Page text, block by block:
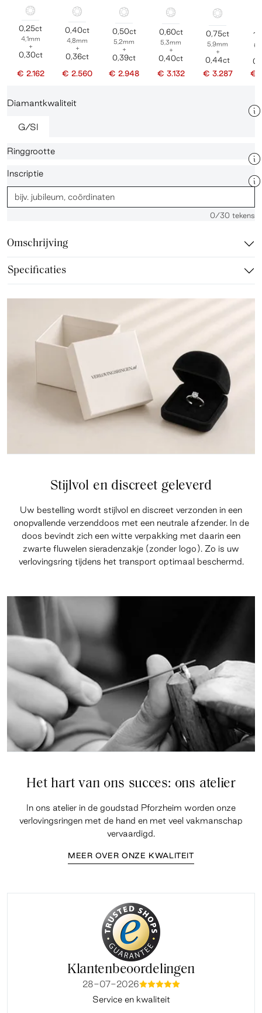
0,25ct
4,1mm
+
0,30ct
€ 2.162
0,40ct
4,8mm
+
0,36ct
€ 2.560
0,50ct
5,2mm
+
0,39ct
€ 2.948
0,60ct
5,3mm
+
0,40ct
€ 3.132
0,75ct
5,9mm
+
0,44ct
€ 3.287
€
Diamantkwaliteit
G/SI
Ringgrootte
Inscriptie
0/30 tekens
Omschrijving
Specificaties
Stijlvol en discreet geleverd
Uw bestelling wordt stijlvol en discreet verzonden in een
onopvallende verzenddoos met een neutrale afzender. In de
doos bevindt zich een witte verpakking met daarin een
zwarte fluwelen sieradenzakje (zonder logo). Zo is uw
verlovingsring tijdens het transport optimaal beschermd.
Het hart van ons succes: ons atelier
In ons atelier in de goudstad Pforzheim worden onze
verlovingsringen met de hand en met veel vakmanschap
vervaardigd.
MEER OVER ONZE KWALITEIT
Klantenbeoordelingen
28-07-2026mmmmm
Service en kwaliteit